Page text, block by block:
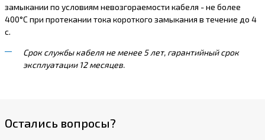
замыкании по условиям невозгораемости кабеля - не более
400°С при протекании тока короткого замыкания в течение до 4
с.
Срок службы кабеля не менее 5 лет, гарантийный срок
эксплуатации 12 месяцев.
Остались вопросы?